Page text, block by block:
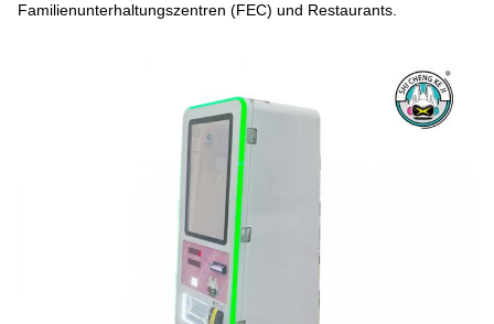
Familienunterhaltungszentren (FEC) und Restaurants.